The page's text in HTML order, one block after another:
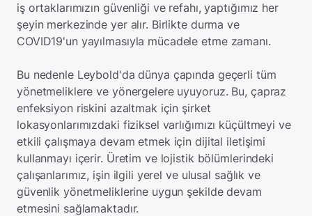
iş ortaklarımızın güvenliği ve refahı, yaptığımız her
şeyin merkezinde yer alır. Birlikte durma ve
COVID19'un yayılmasıyla mücadele etme zamanı.
Bu nedenle Leybold'da dünya çapında geçerli tüm
yönetmeliklere ve yönergelere uyuyoruz. Bu, çapraz
enfeksiyon riskini azaltmak için şirket
lokasyonlarımızdaki fiziksel varlığımızı küçültmeyi ve
etkili çalışmaya devam etmek için dijital iletişimi
kullanmayı içerir. Üretim ve lojistik bölümlerindeki
çalışanlarımız, işin ilgili yerel ve ulusal sağlık ve
güvenlik yönetmeliklerine uygun şekilde devam
etmesini sağlamaktadır.